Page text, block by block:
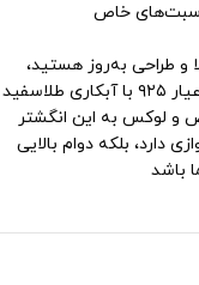
خاص
و طراحی به‌روز هستید،
این محصول گزینه‌ای بی‌نظیر است. ترکیب نقره عیار ۹۲۵ با آبکاری طلاسفید
و لوکس به این انگشتر
دارد، بلکه دوام بالایی
باشد